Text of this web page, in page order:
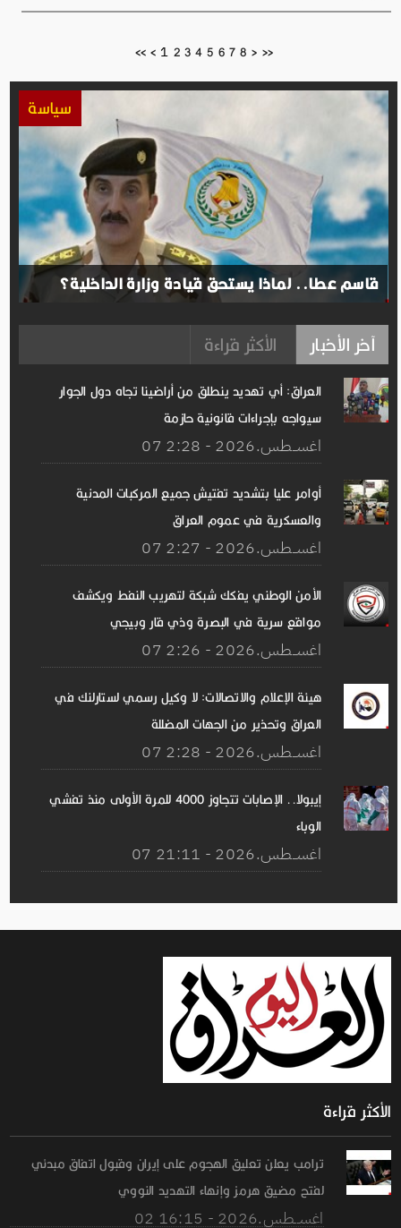
<< < 1 2 3 4 5 6 7 8 > >>
سياسة
قاسم عطا.. لماذا يستحق قيادة وزارة الداخلية؟
آخر الأخبار الأكثر قراءة
العراق: أي تهديد ينطلق من أراضينا تجاه دول الجوار
سيواجه بإجراءات قانونية حازمة
07 اغســطس.2026 - 2:28
أوامر عليا بتشديد تفتيش جميع المركبات المدنية
والعسكرية في عموم العراق
07 اغســطس.2026 - 2:27
الأمن الوطني يفكك شبكة لتهريب النفط ويكشف
مواقع سرية في البصرة وذي قار وبيجي
07 اغســطس.2026 - 2:26
هيئة الإعلام والاتصالات: لا وكيل رسمي لستارلنك في
العراق وتحذير من الجهات المضللة
07 اغســطس.2026 - 2:28
إيبولا.. الإصابات تتجاوز 4000 للمرة الأولى منذ تفشي
الوباء
07 اغســطس.2026 - 21:11
الأكثر قراءة
ترامب يعلن تعليق الهجوم على إيران وقبول اتفاق مبدئي
لفتح مضيق هرمز وإنهاء التهديد النووي
02 اغســطس.2026 - 16:15